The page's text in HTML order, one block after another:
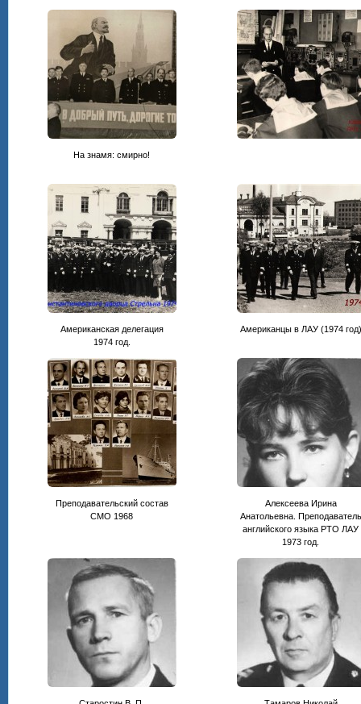
На знамя: смирно!
Американская делегация
1974 год.
Американцы в ЛАУ (1974 год)
Преподавательский состав
СМО 1968
Алексеева Ирина
Анатольевна. Преподаватель
английского языка РТО ЛАУ
1973 год.